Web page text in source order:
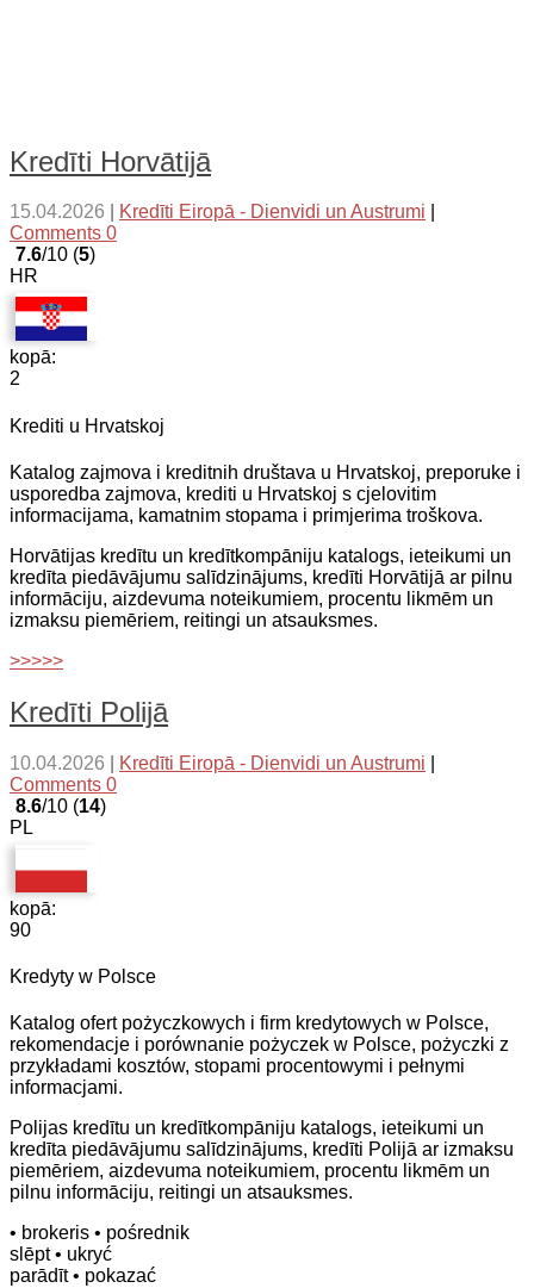
Kredīti Horvātijā
15.04.2026 Kredīti Eiropā - Dienvidi un Austrumi
Comments 0
7.6/10 (5)
HR
kopā:
2
Krediti u Hrvatskoj
Katalog zajmova i kreditnih društava u Hrvatskoj, preporuke i
usporedba zajmova, krediti u Hrvatskoj s cjelovitim
informacijama, kamatnim stopama i primjerima troškova.
Horvātijas kredītu un kredītkompāniju katalogs, ieteikumi un
kredīta piedāvājumu salīdzinājums, kredīti Horvātijā ar pilnu
informāciju, aizdevuma noteikumiem, procentu likmēm un
izmaksu piemēriem, reitingi un atsauksmes.
>>>>>
Kredīti Polijā
10.04.2026 Kredīti Eiropā - Dienvidi un Austrumi
Comments 0
8.6/10 (14)
PL
kopā:
90
Kredyty w Polsce
Katalog ofert pożyczkowych i firm kredytowych w Polsce,
rekomendacje i porównanie pożyczek w Polsce, pożyczki z
przykładami kosztów, stopami procentowymi i pełnymi
informacjami.
Polijas kredītu un kredītkompāniju katalogs, ieteikumi un
kredīta piedāvājumu salīdzinājums, kredīti Polijā ar izmaksu
piemēriem, aizdevuma noteikumiem, procentu likmēm un
pilnu informāciju, reitingi un atsauksmes.
• brokeris • pośrednik
slēpt• ukryć
parādīt• pokazać